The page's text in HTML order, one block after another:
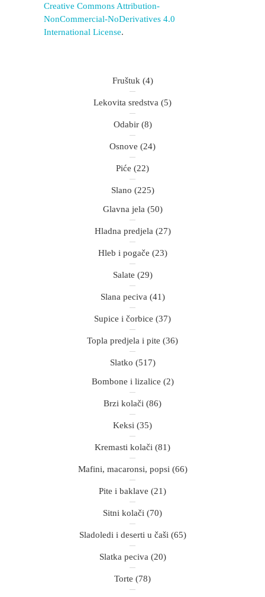
Creative Commons Attribution-
NonCommercial-NoDerivatives 4.0
International License.
Fruštuk (4)
Lekovita sredstva (5)
Odabir(8)
Osnove (24)
Piće (22)
Slano (225)
Glavna jela (50)
Hladna predjela (27)
Hleb i pogače (23)
Salate (29)
Slana peciva (41)
Supice i čorbice (37)
Topla predjela i pite (36)
Slatko (517)
Bombone i lizalice (2)
Brzi kolači (86)
Keksi (35)
Kremasti kolači (81)
Mafini, macaronsi, popsi (66)
Pite i baklave (21)
Sitni kolači (70)
Sladoledi i deserti u čaši (65)
Slatka peciva (20)
Torte (78)